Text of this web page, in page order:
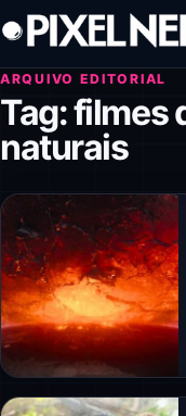
Pular para o conteúdo
ARQUIVO EDITORIAL
Tag:filmes
naturais